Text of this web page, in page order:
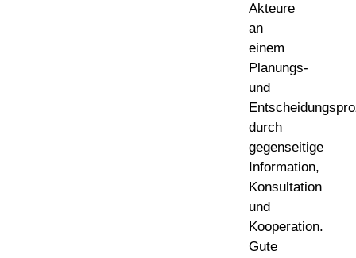
Akteure
an
einem
Planungs-
und
durch
gegenseitige
Information,
Konsultation
und
Kooperation.
Gute